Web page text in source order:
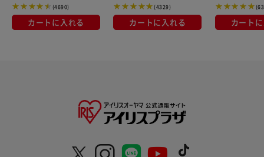
(4690)
カートに入れる
(4329)
カートに入れる カート